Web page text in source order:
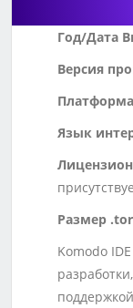
Год/Дата
Версия
Язык
Размер
Komodo